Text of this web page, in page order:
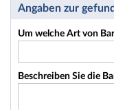
Angaben zur
Um welche Art von
Beschreiben Sie die